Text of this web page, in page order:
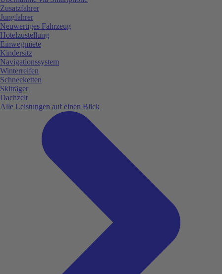
Zusatzfahrer
Jungfahrer
Neuwertiges Fahrzeug
Hotelzustellung
Einwegmiete
Kindersitz
Navigationssystem
Winterreifen
Schneeketten
Skiträger
Dachzelt
Alle Leistungen auf einen Blick